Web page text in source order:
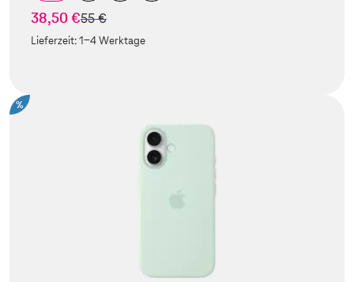
38,50 €statt
55 €
Lieferzeit:1-4 Werktage
%